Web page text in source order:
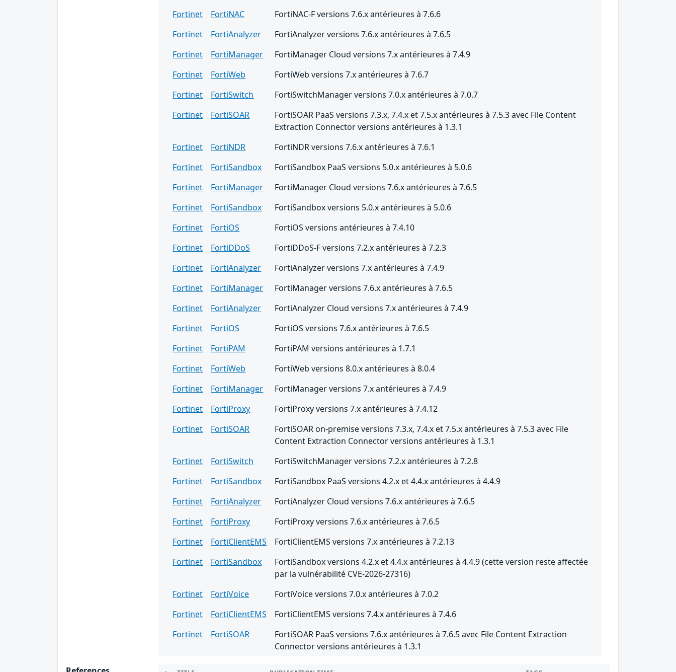
Fortinet
FortiNAC
FortiNAC-F versions 7.6.x antérieures à 7.6.6
Fortinet
FortiAnalyzer
FortiAnalyzer versions 7.6.x antérieures à 7.6.5
Fortinet
FortiManager
FortiManager Cloud versions 7.x antérieures à 7.4.9
Fortinet
FortiWeb
FortiWeb versions 7.x antérieures à 7.6.7
Fortinet
FortiSwitch
FortiSwitchManager versions 7.0.x antérieures à 7.0.7
Fortinet
FortiSOAR
FortiSOAR PaaS versions 7.3.x, 7.4.x et 7.5.x antérieures à 7.5.3 avec File Content
Extraction Connector versions antérieures à 1.3.1
Fortinet
FortiNDR
FortiNDR versions 7.6.x antérieures à 7.6.1
Fortinet
FortiSandbox
FortiSandbox PaaS versions 5.0.x antérieures à 5.0.6
Fortinet
FortiManager
FortiManager Cloud versions 7.6.x antérieures à 7.6.5
Fortinet
FortiSandbox
FortiSandbox versions 5.0.x antérieures à 5.0.6
Fortinet
FortiOS
FortiOS versions antérieures à 7.4.10
Fortinet
FortiDDoS
FortiDDoS-F versions 7.2.x antérieures à 7.2.3
Fortinet
FortiAnalyzer
FortiAnalyzer versions 7.x antérieures à 7.4.9
Fortinet
FortiManager
FortiManager versions 7.6.x antérieures à 7.6.5
Fortinet
FortiAnalyzer
FortiAnalyzer Cloud versions 7.x antérieures à 7.4.9
Fortinet
FortiOS
FortiOS versions 7.6.x antérieures à 7.6.5
Fortinet
FortiPAM
FortiPAM versions antérieures à 1.7.1
Fortinet
FortiWeb
FortiWeb versions 8.0.x antérieures à 8.0.4
Fortinet
FortiManager
FortiManager versions 7.x antérieures à 7.4.9
Fortinet
FortiProxy
FortiProxy versions 7.x antérieures à 7.4.12
Fortinet
FortiSOAR
FortiSOAR on-premise versions 7.3.x, 7.4.x et 7.5.x antérieures à 7.5.3 avec File
Content Extraction Connector versions antérieures à 1.3.1
Fortinet
FortiSwitch
FortiSwitchManager versions 7.2.x antérieures à 7.2.8
Fortinet
FortiSandbox
FortiSandbox PaaS versions 4.2.x et 4.4.x antérieures à 4.4.9
Fortinet
FortiAnalyzer
FortiAnalyzer Cloud versions 7.6.x antérieures à 7.6.5
Fortinet
FortiProxy
FortiProxy versions 7.6.x antérieures à 7.6.5
Fortinet
FortiClientEMS
FortiClientEMS versions 7.x antérieures à 7.2.13
Fortinet
FortiSandbox
FortiSandbox versions 4.2.x et 4.4.x antérieures à 4.4.9 (cette version reste affectée
par la vulnérabilité CVE-2026-27316)
Fortinet
FortiVoice
FortiVoice versions 7.0.x antérieures à 7.0.2
Fortinet
FortiClientEMS
FortiClientEMS versions 7.4.x antérieures à 7.4.6
Fortinet
FortiSOAR
FortiSOAR PaaS versions 7.6.x antérieures à 7.6.5 avec File Content Extraction
Connector versions antérieures à 1.3.1